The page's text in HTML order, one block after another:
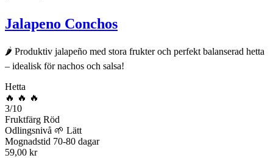
Jalapeno Conchos
🌶️ Produktiv jalapeño med stora frukter och perfekt balanserad hetta
– idealisk för nachos och salsa!
Hetta
🔥 🔥 🔥
3/10
Fruktfärg Röd
Odlingsnivå 🌱 Lätt
Mognadstid 70-80 dagar
59,00 kr